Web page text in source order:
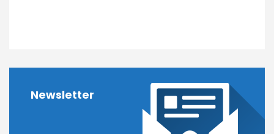
Newsletter